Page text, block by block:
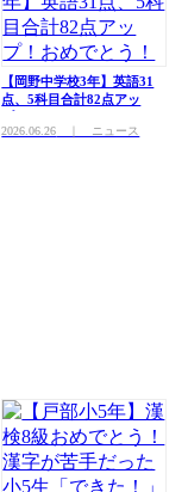
【岡野中学校3年】英語31
点、5科目合計82点アッ
2026.06.26 ｜ ニュース